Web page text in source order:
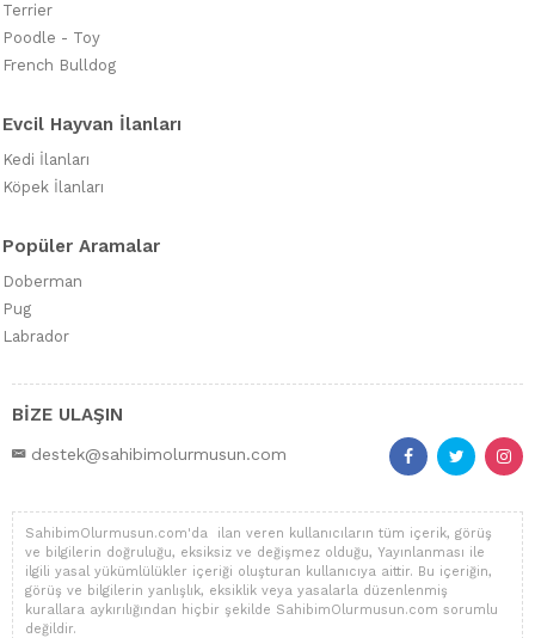
Terrier
Poodle - Toy
French Bulldog
Evcil Hayvan İlanları
Kedi İlanları
Köpek İlanları
Popüler Aramalar
Doberman
Pug
Labrador
BİZE ULAŞIN
destek@sahibimolurmusun.com
SahibimOlurmusun.com'da ilan veren kullanıcıların tüm içerik, görüş
ve bilgilerin doğruluğu, eksiksiz ve değişmez olduğu, Yayınlanması ile
ilgili yasal yükümlülükler içeriği oluşturan kullanıcıya aittir. Bu içeriğin,
görüş ve bilgilerin yanlışlık, eksiklik veya yasalarla düzenlenmiş
kurallara aykırılığından hiçbir şekilde SahibimOlurmusun.com sorumlu
değildir.